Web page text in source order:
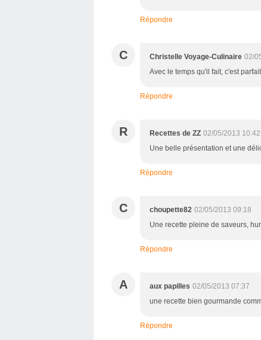
Répondre
C Christelle Voyage-Culinaire 02/
Avec le temps qu'il fait, c'est
Répondre
R Recettes de ZZ 02/05/2013 10:42
Une belle présentation et une
Répondre
C choupette82 02/05/2013 09:18
Une recette pleine de saveurs,
Répondre
A aux papilles 02/05/2013 07:37
une recette bien gourmande
Répondre